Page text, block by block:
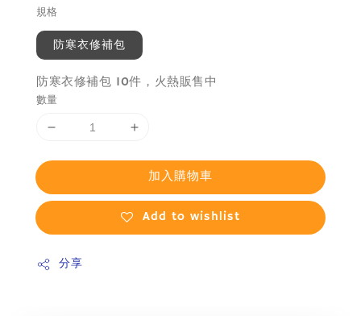
規格
防寒衣修補包
防寒衣修補包 10件，火熱販售中
數量
加入購物車
Add to wishlist
分享